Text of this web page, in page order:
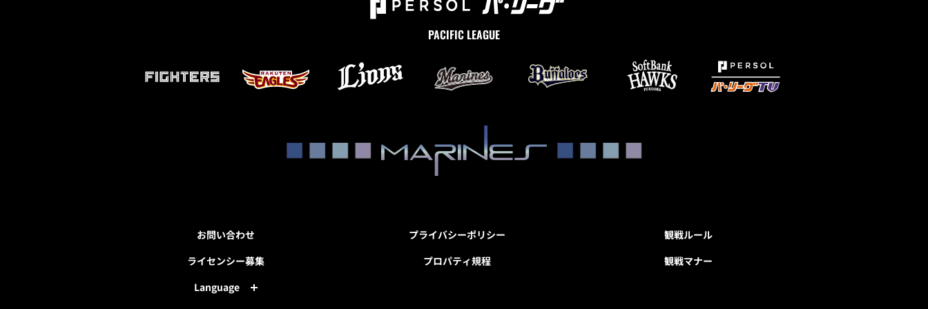
PACIFIC LEAGUE
お問い合わせ
ライセンシー募集
Language
プライバシーポリシー
プロパティ規程
観戦ルール
観戦マナー